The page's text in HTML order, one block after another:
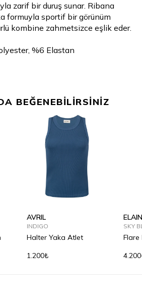
zarif bir duruş sunar. Ribana
formuyla sportif bir görünüm
kombine zahmetsizce eşlik eder.
%6 Elastan
BEĞENEBİLİRSİNİZ
AVRIL
INDIGO
Halter Yaka Atlet
1.200₺
ELAIN
SKY
Flare